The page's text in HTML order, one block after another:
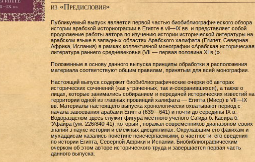
из «Предисловия»
Публикуемый выпуск является первой частью биобиблиографического обзора
истории арабской историографии в Египте в vil—IX вв. и представляет собой
продолжение работы автора по изучению истории исторической литературы на
арабском языке в западных областях Арабского халифата (Египет, Северная
Африка, Испания) в рамках коллективной монографии «Арабская историческая
литература раннего средневековья (VII — первая половина XI в.)».
Положенные в основу данного выпуска принципы обработки я расположения
материала соответствуют общим правилам, принятым для всей монографии.
Настоящий выпуск содержит биобиблиографические очерки об авторах
исторических сочинений (как утраченных, так и-сохранившихся), а также о
лицах, которые занимались собиранием и передачей исторических известий на
территории одной из главных провинций халифата — Египта (Миср) в VII—IX
вв. Материалы настоящего выпуска хронологически охватывают период с
начала завоевания арабами Египта (639—641) и почти до середины IX в.
Водоразделом здесь служит фигура местного ученого Са‘ида б. Касира б.
‘Уфайра (ум. 226/840-41), который , поражал современников диапазоном своих
знаний з науке истории и смежных дисциплинах. Окружавшим его факихам и
мухаддисам казались поистине неисчерпаемыми, в частности, его сведения
по истории Египта, Северной Африки и Испании. Биобиблиографическим
очерком об этом авторе исторического труда и завершается первая часть
данного выпуска.